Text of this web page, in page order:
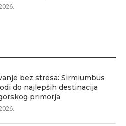
bez stresa: Sirmiumbus
do najlepših destinacija
primorja